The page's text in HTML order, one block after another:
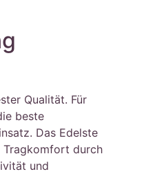
Qualität. Für
beste
Das Edelste
Tragkomfort durch
und